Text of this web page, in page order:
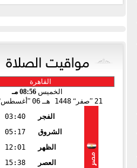
مواقيت الصلاة
الخميس08:56 مـ
21 صفر 1448 هـ 06 أغسطس
مصر
الفجر
03:40
الشروق
05:17
الظهر
12:01
العصر
15:38